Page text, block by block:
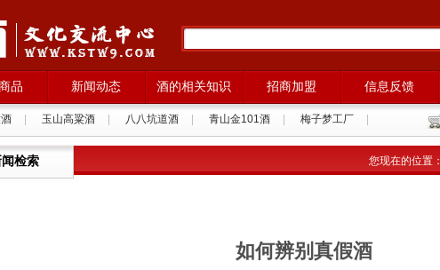
品 新闻动态 酒的相关知识 招商加盟 信息反馈
玉山高粱酒 八八坑道酒 青山金101酒 梅子梦工厂
西班牙格拉纳葡萄酒
|
检索 您现在的位置：
如何辨别真假酒